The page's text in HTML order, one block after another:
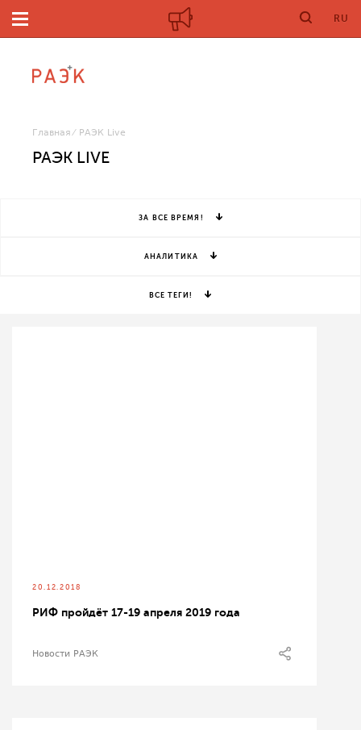
RU
Главная РАЭК Live
РАЭК LIVE
ЗА ВСЕ ВРЕМЯ!
АНАЛИТИКА
ВСЕ ТЕГИ!
20.12.2018
РИФ пройдёт 17-19 апреля 2019 года
Новости РАЭК